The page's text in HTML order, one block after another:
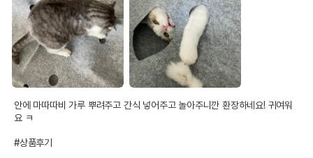
안에 마따따비 가루 뿌려주고 간식 넣어주고 놀아주니깐 환장하네요! 귀여워
요 ㅋ
#상품후기